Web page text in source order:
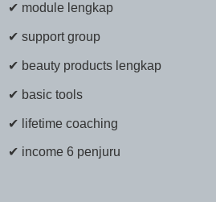
✔ module lengkap
✔ support group
✔ beauty products lengkap
✔ basic tools
✔ lifetime coaching
✔ income 6 penjuru